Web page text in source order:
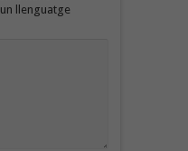
llenguatge